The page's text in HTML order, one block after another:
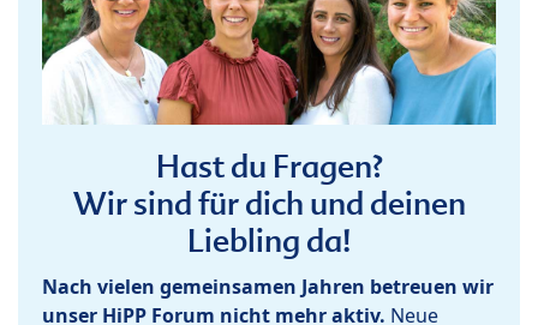
Hast du Fragen?
Wir sind für dich und deinen
Liebling da!
Nach vielen gemeinsamen Jahren betreuen wir
unser HiPP Forum nicht mehr aktiv. Neue